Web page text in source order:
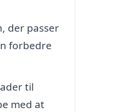
der passer
forbedre
til
med at